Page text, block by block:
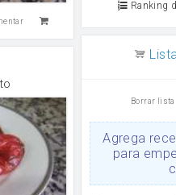
Ranking
Borrar lista
Agrega
para